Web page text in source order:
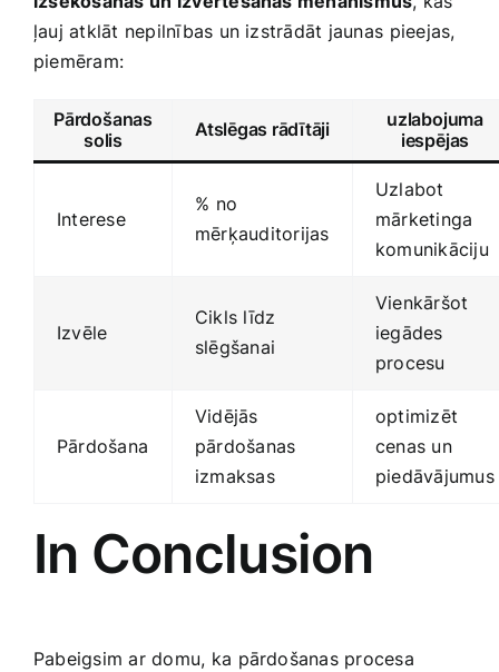
ļauj atklāt nepilnības un izstrādāt jaunas⁤ pieejas,
piemēram:
Pārdošanas
solis
Atslēgas rādītāji
uzlabojuma
iespējas
Interese
%⁣ no
mērķauditorijas
Uzlabot
mārketinga
komunikāciju
Izvēle
Cikls līdz
slēgšanai
Vienkāršot
iegādes
procesu
Pārdošana
Vidējās
pārdošanas
izmaksas
optimizēt
cenas un
piedāvājumus
In Conclusion
Pabeigsim ar domu,⁤ ka pārdošanas procesa